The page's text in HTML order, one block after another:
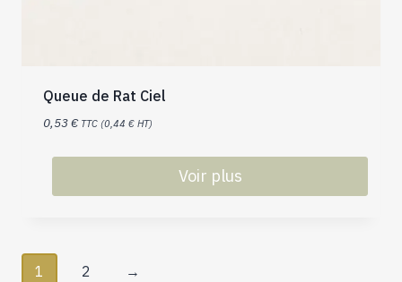
Queue de Rat Ciel
0,53€ TTC (0,44 € HT)
Voir plus
1 2 →